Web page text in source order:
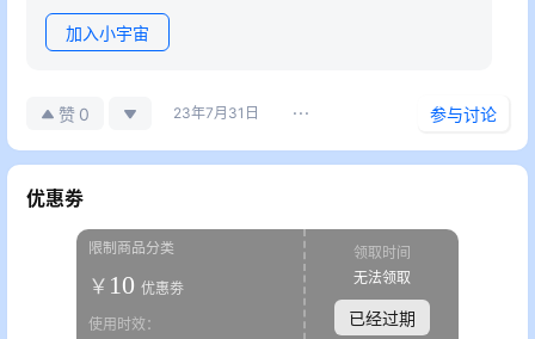
加入小宇宙
赞 0 23年7月31日 参与讨论
优惠劵
限制商品分类
￥ 10 优惠劵
使用时效：
领取时间
无法领取
已经过期